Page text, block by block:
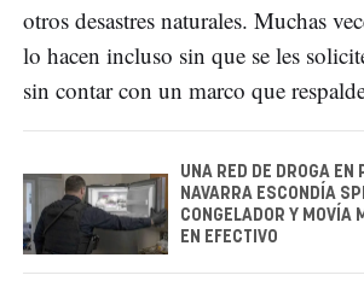
otros desastres naturales. Muchas
lo hacen incluso sin que se les
sin contar con un marco que
UNA RED DE DROGA EN
NAVARRA ESCONDÍA
CONGELADOR Y MOVÍA
EN EFECTIVO